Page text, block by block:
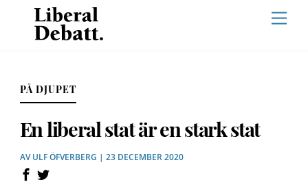
content
PÅ DJUPET
En liberal stat är en stark stat
AVULF ÖFVERBERG | 23 DECEMBER 2020